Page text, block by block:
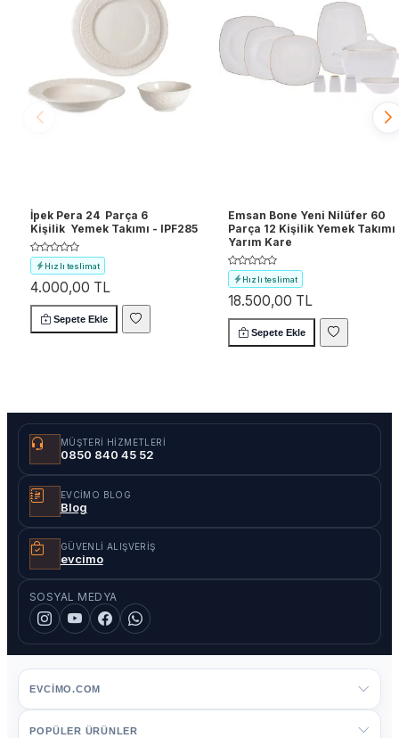
İpek Pera 24 Parça 6
Kişilik Yemek Takımı - IPF285
Hızlı teslimat
Ücretsiz kargo
4.000,00 TL
Sepete Ekle
Emsan Bone Yeni Nilüfer 60
Parça 12 Kişilik Yemek Takımı
Yarım Kare
Hızlı teslimat
Ücretsiz kargo
18.500,00 TL
Sepete Ekle
MÜŞTERI HIZMETLERI
0850 840 45 52
EVCIMO BLOG
Blog
GÜVENLI ALIŞVERIŞ
evcimo
SOSYAL MEDYA
EVCIMO.COM
POPÜLER ÜRÜNLER